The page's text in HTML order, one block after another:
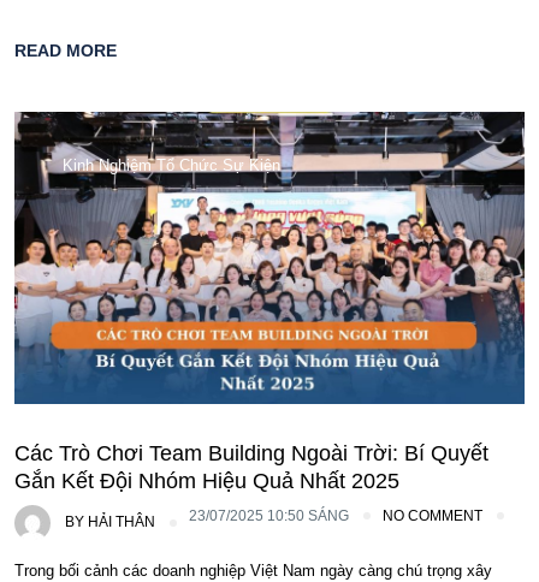
READ MORE
Kinh Nghiệm Tổ Chức Sự Kiện
Các Trò Chơi Team Building Ngoài Trời: Bí Quyết
Gắn Kết Đội Nhóm Hiệu Quả Nhất 2025
BY HẢI THÂN 23/07/2025 10:50 SÁNG NO COMMENT
Trong bối cảnh các doanh nghiệp Việt Nam ngày càng chú trọng xây